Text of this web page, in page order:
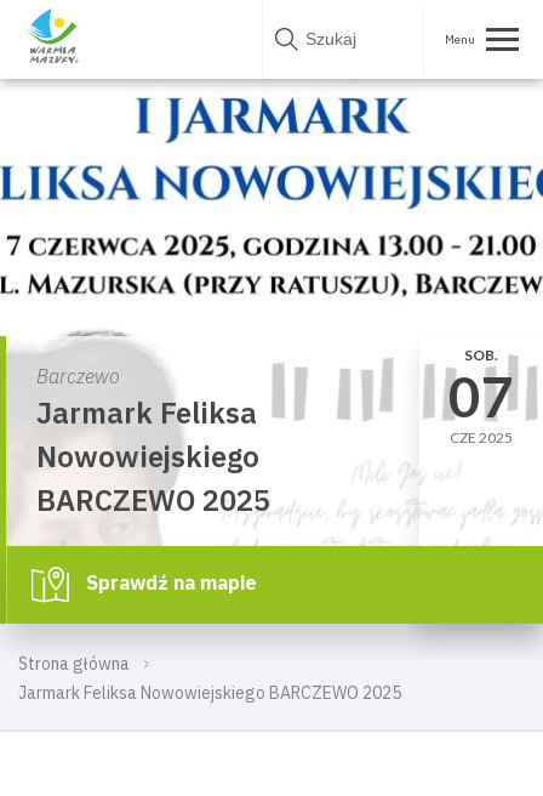
Skip
Strona główna
Jarmark Feliksa Nowowiejskiego BARCZEWO 2025
Barczewo
Jarmark Feliksa
Nowowiejskiego
BARCZEWO 2025
SOB.
07
CZE 2025
Sprawdź na mapie